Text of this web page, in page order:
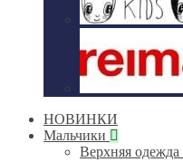
НОВИНКИ
Мальчики
Верхняя одежда